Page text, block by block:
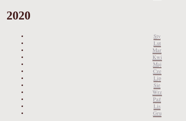
2020
Sty
Lut
Mar
Kwi
Maj
Cze
Lip
Sie
Wrz
Paź
Lis
Gru